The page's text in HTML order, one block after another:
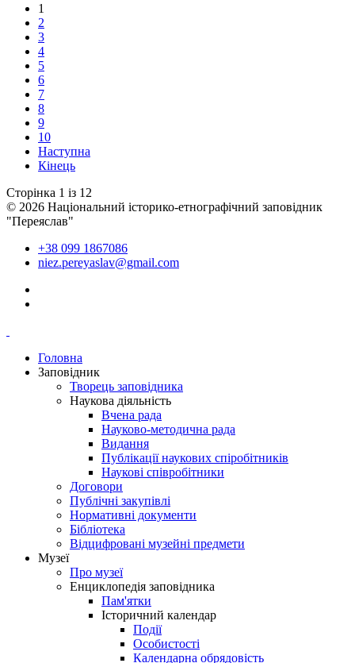
1
2
3
4
5
6
7
8
9
10
Наступна
Кінець
Сторінка 1 із 12
© 2026 Національний історико-етнографічний заповідник
"Переяслав"
+38 099 1867086
niez.pereyaslav@gmail.com
Головна
Заповідник
Творець заповідника
Наукова діяльність
Вчена рада
Науково-методична рада
Видання
Публікації наукових спіробітників
Наукові співробітники
Договори
Публічні закупівлі
Нормативні документи
Бібліотека
Відцифровані музейні предмети
Музеї
Про музеї
Енциклопедія заповідника
Пам'ятки
Історичний календар
Події
Особистості
Календарна обрядовість